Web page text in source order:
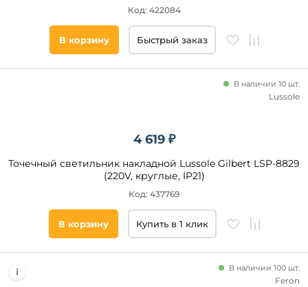
Код: 422084
В корзину Быстрый заказ
4 619 ₽
Точечный светильник накладной Lussole Gilbert LSP-8829
(220V, круглые, IP21)
В наличии 10 шт.
Код: 437769
Lussole
В корзину Купить в 1 клик
В наличии 100 шт.
Feron